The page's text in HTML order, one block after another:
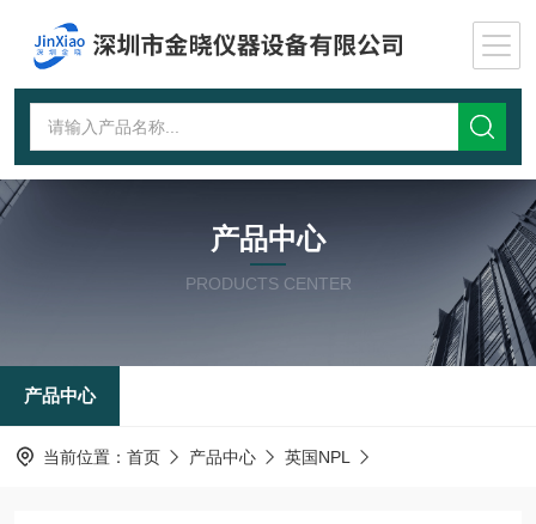
产品中心
PRODUCTS CENTER
产品中心
当前位置： 首页 产品中心 英国NPL